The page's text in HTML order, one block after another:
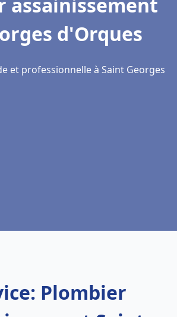
d'Orques
et professionnelle à Saint Georges
Plombier